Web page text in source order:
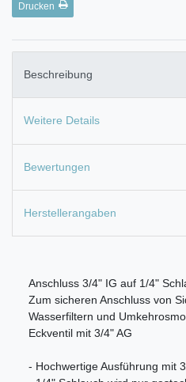
Drucken
Beschreibung
Weitere Details
Bewertungen
Herstellerangaben
Anschluss 3/4" IG auf 1/4"
Zum sicheren Anschluss von
Wasserfiltern und
Eckventil mit 3/4" AG
- Hochwertige Ausführung mit